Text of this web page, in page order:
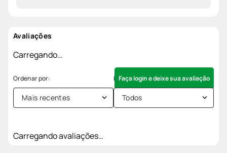
Avaliações
Carregando…
Faça login e deixe sua avaliação
Mais recentes Todos
Carregando avaliações…